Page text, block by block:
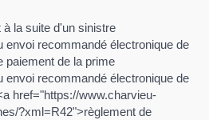
la suite d'un sinistre
envoi recommandé électronique de
paiement de la prime
envoi recommandé électronique de
href="https://www.charvieu-
?xml=R42">règlement de